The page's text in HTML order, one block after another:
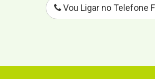
Vou Ligar no Telefone